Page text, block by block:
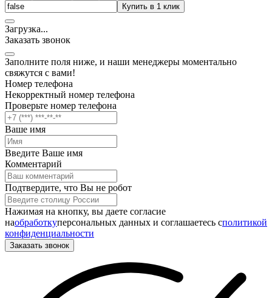
Купить в 1 клик
Загрузка...
Заказать звонок
Заполните поля ниже, и наши менеджеры моментально
свяжутся с вами!
Номер телефона
Некорректный номер телефона
Проверьте номер телефона
Ваше имя
Введите Ваше имя
Комментарий
Подтвердите, что Вы не робот
Нажимая на кнопку, вы даете согласие
наобработкуперсональных данных и соглашаетесь cполитикой
конфиденциальности
Заказать звонок